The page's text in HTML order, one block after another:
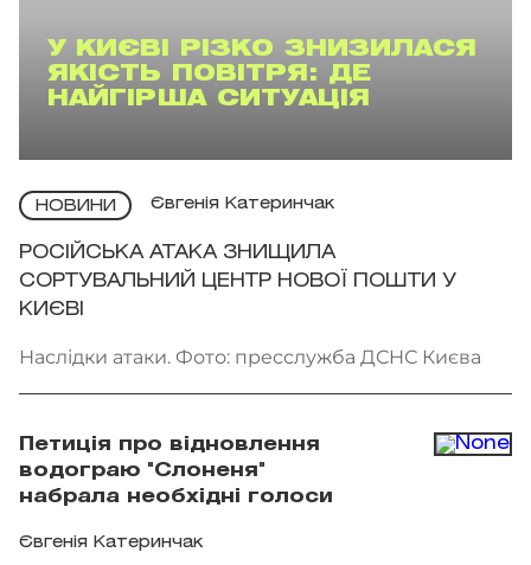
У КИЄВІ РІЗКО ЗНИЗИЛАСЯ
ЯКІСТЬ ПОВІТРЯ: ДЕ
НАЙГІРША СИТУАЦІЯ
НОВИНИ Євгенія Катеринчак
РОСІЙСЬКА АТАКА ЗНИЩИЛА
СОРТУВАЛЬНИЙ ЦЕНТР НОВОЇ ПОШТИ У
КИЄВІ
Наслідки атаки. Фото: пресслужба ДСНС Києва
Петиція про відновлення
водограю "Слоненя"
набрала необхідні голоси
Євгенія Катеринчак